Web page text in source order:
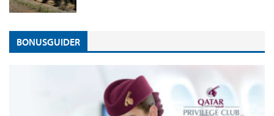
BONUSGUIDER